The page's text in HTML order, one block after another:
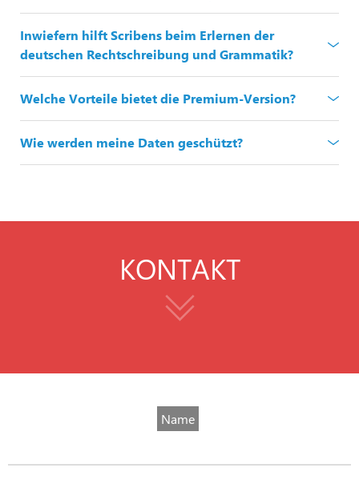
Inwiefern hilft Scribens beim Erlernen der
deutschen Rechtschreibung und Grammatik?
Welche Vorteile bietet die Premium-Version?
Rechtschreibprüfung
Wie werden meine Daten geschützt?
KONTAKT
Name